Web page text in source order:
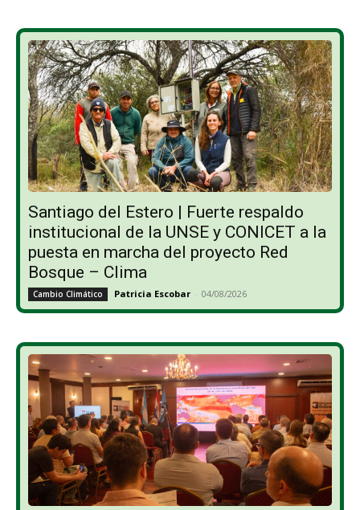
Santiago del Estero | Fuerte respaldo
institucional de la UNSE y CONICET a la
puesta en marcha del proyecto Red
Bosque – Clima
Cambio Climático Patricia Escobar - 04/08/2026